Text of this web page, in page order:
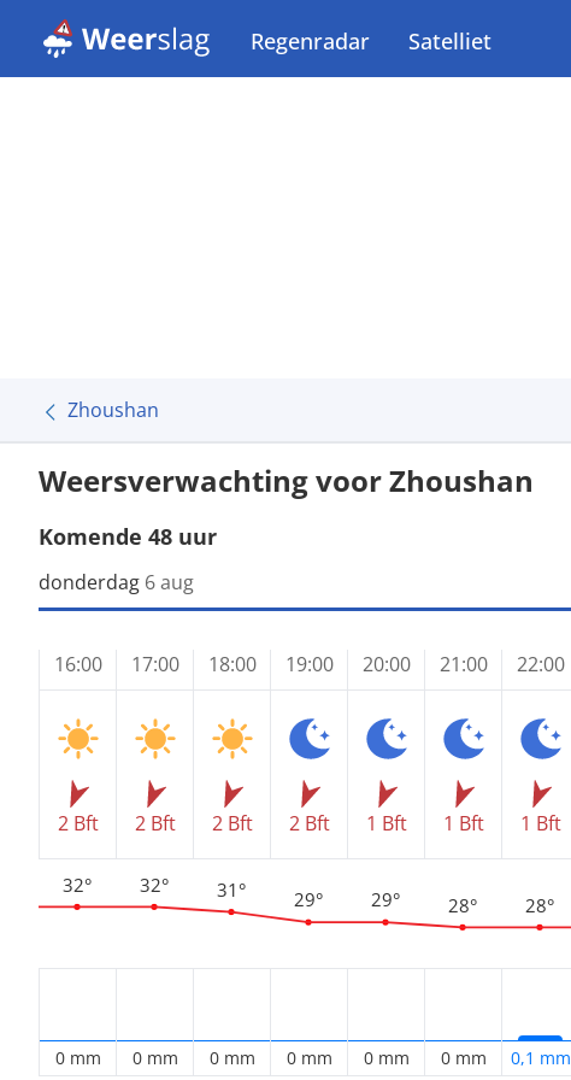
Regenradar Satelliet
Zhoushan
Weersverwachting voor Zhoushan
Komende 48 uur
donderdag 6 aug
16:00
2 Bft
32°
0 mm
17:00
2 Bft
32°
0 mm
18:00
2 Bft
31°
0 mm
19:00
2 Bft
29°
0 mm
20:00
1 Bft
29°
0 mm
21:00
1 Bft
28°
0 mm
22:00
1 Bft
28°
0,1 mm